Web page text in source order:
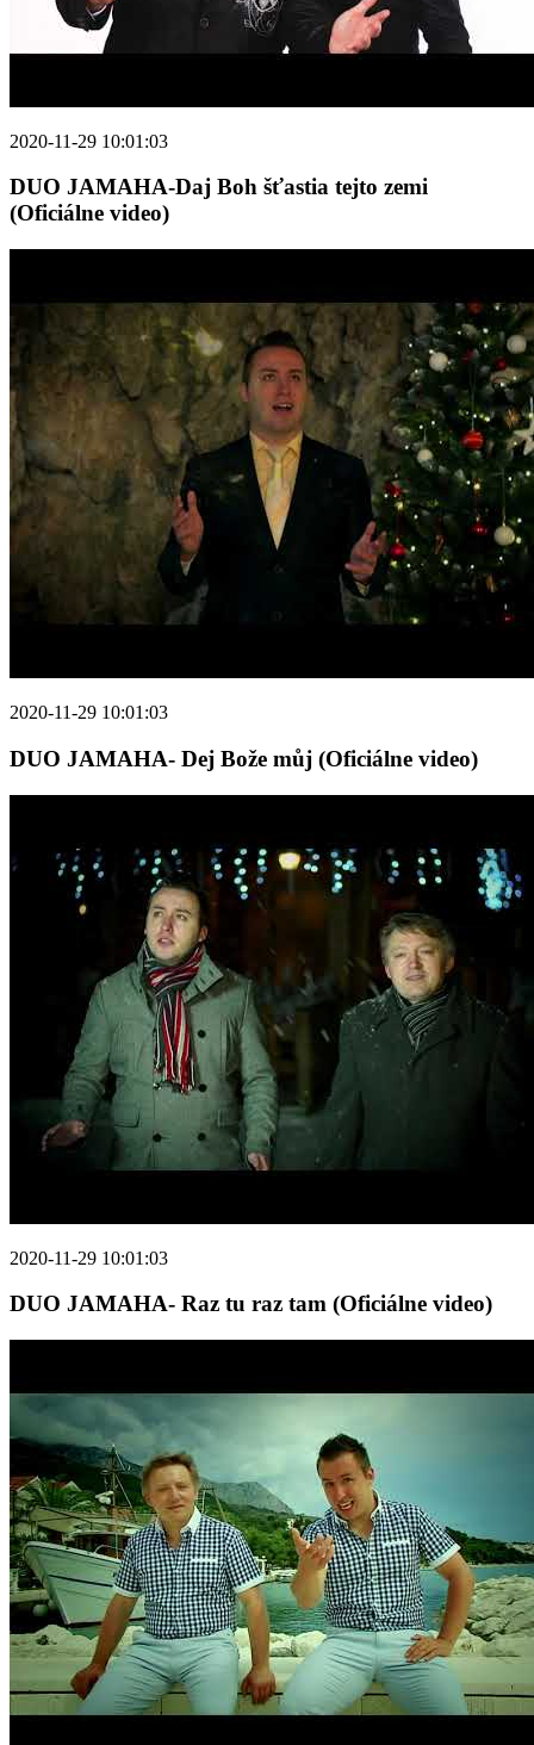
2020-11-29 10:01:03
DUO JAMAHA-Daj Boh šťastia tejto zemi
(Oficiálne video)
2020-11-29 10:01:03
DUO JAMAHA- Dej Bože můj (Oficiálne video)
2020-11-29 10:01:03
DUO JAMAHA- Raz tu raz tam (Oficiálne video)